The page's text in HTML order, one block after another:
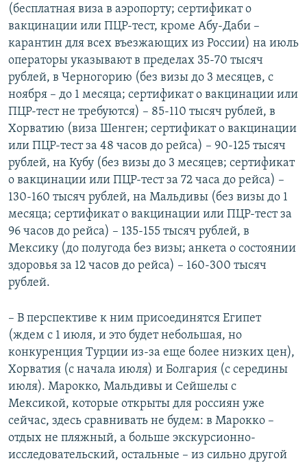
(бесплатная виза в аэропорту; сертификат о
вакцинации или ПЦР-тест, кроме Абу-Даби –
карантин для всех въезжающих из России) на июль
операторы указывают в пределах 35-70 тысяч
рублей, в Черногорию (без визы до 3 месяцев, с
ноября – до 1 месяца; сертификат о вакцинации или
ПЦР-тест не требуются) – 85-110 тысяч рублей, в
Хорватию (виза Шенген; сертификат о вакцинации
или ПЦР-тест за 48 часов до рейса) – 90-125 тысяч
рублей, на Кубу (без визы до 3 месяцев; сертификат
о вакцинации или ПЦР-тест за 72 часа до рейса) –
130-160 тысяч рублей, на Мальдивы (без визы до 1
месяца; сертификат о вакцинации или ПЦР-тест за
96 часов до рейса) – 135-155 тысяч рублей, в
Мексику (до полугода без визы; анкета о состоянии
здоровья за 12 часов до рейса) – 160-300 тысяч
рублей.
– В перспективе к ним присоединятся Египет
(ждем с 1 июля, и это будет небольшая, но
конкуренция Турции из-за еще более низких цен),
Хорватия (с начала июля) и Болгария (с середины
июля). Марокко, Мальдивы и Сейшелы с
Мексикой, которые открыты для россиян уже
сейчас, здесь сравнивать не будем: в Марокко –
отдых не пляжный, а больше экскурсионно-
исследовательский, остальные – из сильно другой